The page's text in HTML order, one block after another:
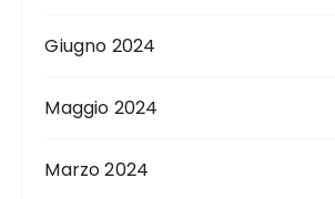
Giugno 2024
Maggio 2024
Marzo 2024